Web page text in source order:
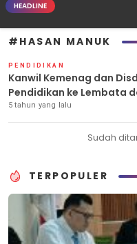
HEADLINE
#HASAN MANUK
PENDIDIKAN
Kanwil Kemenag dan
Pendidikan ke Lembata
5 tahun yang lalu
Sudah
TERPOPULER